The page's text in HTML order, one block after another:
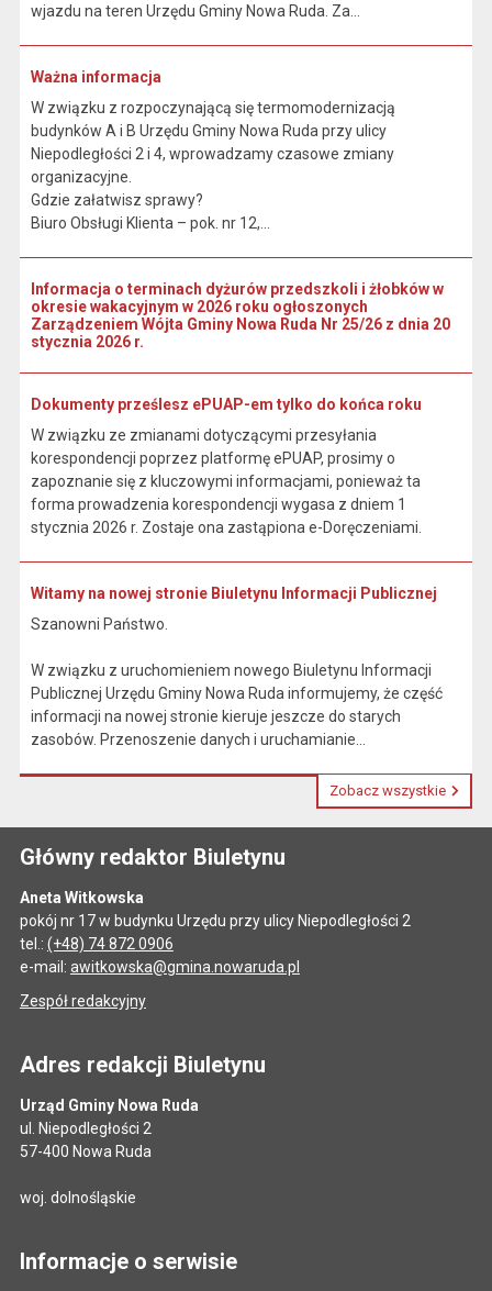
wjazdu na teren Urzędu Gminy Nowa Ruda. Za...
Ważna informacja
W związku z rozpoczynającą się termomodernizacją
budynków A i B Urzędu Gminy Nowa Ruda przy ulicy
Niepodległości 2 i 4, wprowadzamy czasowe zmiany
organizacyjne.
Gdzie załatwisz sprawy?
Biuro Obsługi Klienta – pok. nr 12,...
Informacja o terminach dyżurów przedszkoli i żłobków w
okresie wakacyjnym w 2026 roku ogłoszonych
Zarządzeniem Wójta Gminy Nowa Ruda Nr 25/26 z dnia 20
stycznia 2026 r.
Dokumenty prześlesz ePUAP-em tylko do końca roku
W związku ze zmianami dotyczącymi przesyłania
korespondencji poprzez platformę ePUAP, prosimy o
zapoznanie się z kluczowymi informacjami, ponieważ ta
forma prowadzenia korespondencji wygasa z dniem 1
stycznia 2026 r. Zostaje ona zastąpiona e-Doręczeniami.
Witamy na nowej stronie Biuletynu Informacji Publicznej
Szanowni Państwo.
W związku z uruchomieniem nowego Biuletynu Informacji
Publicznej Urzędu Gminy Nowa Ruda informujemy, że część
informacji na nowej stronie kieruje jeszcze do starych
zasobów. Przenoszenie danych i uruchamianie...
Zobacz wszystkie
Główny redaktor Biuletynu
Aneta Witkowska
pokój nr 17 w budynku Urzędu przy ulicy Niepodległości 2
tel.: (+48) 74 872 0906
e-mail: awitkowska@gmina.nowaruda.pl
Zespół redakcyjny
Adres redakcji Biuletynu
Urząd Gminy Nowa Ruda
ul. Niepodległości 2
57-400 Nowa Ruda
woj. dolnośląskie
Informacje o serwisie